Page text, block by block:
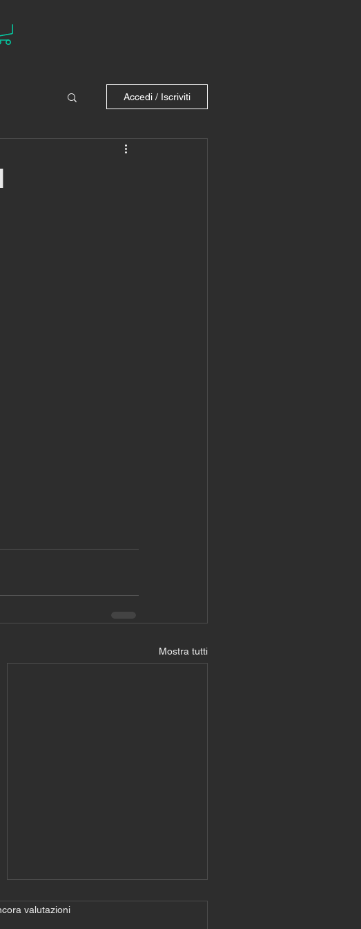
Accedi / Iscriviti
Mostra tutti
valutazioni